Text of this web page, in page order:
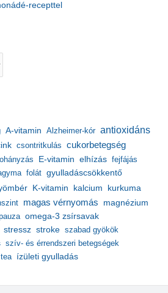
recepttel
A-vitamin Alzheimer-kór antioxidáns
csontritkulás cukorbetegség
E-vitamin elhízás fejfájás
folát gyulladáscsökkentő
K-vitamin kalcium kurkuma
magas vérnyomás magnézium
omega-3 zsírsavak
stressz stroke szabad gyökök
szív- és érrendszeri betegségek
ízületi gyulladás